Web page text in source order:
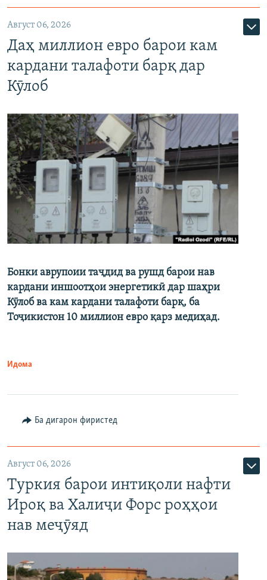
Август 06, 2026
Даҳ миллион евро барои кам
кардани талафоти барқ дар
Кӯлоб
Бонки аврупоии таҷдид ва рушд барои нав
кардани иншоотҳои энергетикӣ дар шаҳри
Кӯлоб ва кам кардани талафоти барқ, ба
Тоҷикистон 10 миллион евро қарз медиҳад.
Идома
Ба дигарон фиристед
Август 06, 2026
Туркия барои интиқоли нафти
Ироқ ва Халиҷи Форс роҳҳои
нав меҷӯяд